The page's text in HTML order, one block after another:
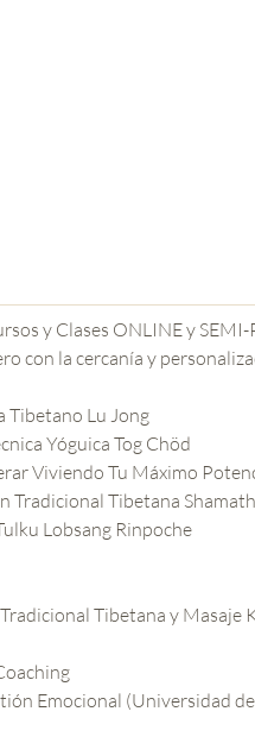
y Clases ONLINE y
con la cercanía y
Tibetano Lu Jong
Yóguica Tog Chöd
Viviendo Tu Máximo
Tradicional Tibetana
Lobsang Rinpoche
Tibetana y Masaje
Emocional (Universidad